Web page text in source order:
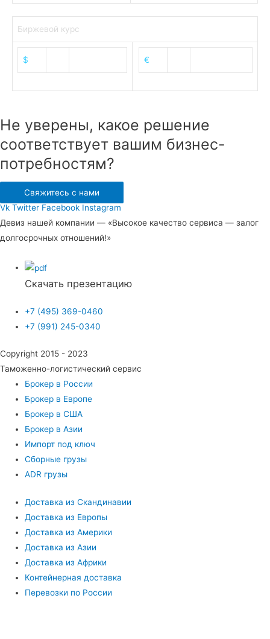
Биржевой курс
$ €
Не уверены, какое решение
соответствует вашим бизнес-
потребностям?
Свяжитесь с нами
Vk Twitter Facebook Instagram
Девиз нашей компании — «Высокое качество сервиса — залог
долгосрочных отношений!»
Скачать презентацию
+7 (495) 369-0460
+7 (991) 245-0340
Copyright 2015 - 2023
Таможенно-логистический сервис
Брокер в России
Брокер в Европе
Брокер в США
Брокер в Азии
Импорт под ключ
Сборные грузы
ADR грузы
Доставка из Скандинавии
Доставка из Европы
Доставка из Америки
Доставка из Азии
Доставка из Африки
Контейнерная доставка
Перевозки по России